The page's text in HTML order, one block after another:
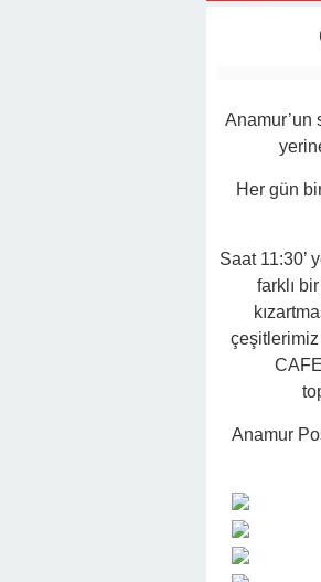
Anamur’un
Her gün
Saat 11:30’
farklı
çeşitlerimiz
Anamur